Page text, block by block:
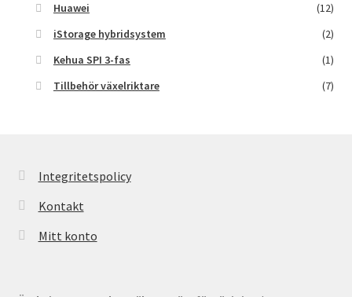
Huawei
(12)
iStorage hybridsystem
(2)
Kehua SPI 3-fas
(1)
Tillbehör växelriktare
(7)
Integritetspolicy
Kontakt
Mitt konto